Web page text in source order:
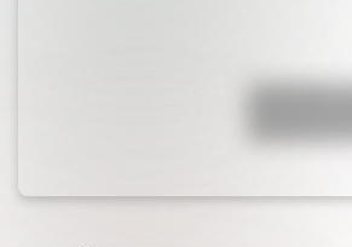
San Martín